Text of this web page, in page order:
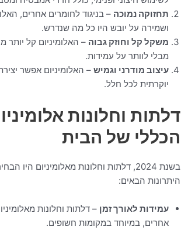
תחזוקה נמוכה – בניגוד לחומרים אחרים,
ושמירה על יובש היו כל מה שנדרש.
משקל קל וחוזק גבוה – האלומיניום קל
מבלי לוותר על עמידות.
עיצוב מודרני וגמיש – האלומיניום אפשר
יוקרתית לכל חלל.
דלתות וחלונות
הכללי של הבית
בשנת 2024, דלתות וחלונות מאלומיניום
היתרונות הבאים:
עמידות לאורך זמן – דלתות וחלונות
אחרים, במיוחד במקומות חשופים.